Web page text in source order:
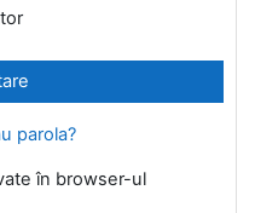
parola?
în browser-ul